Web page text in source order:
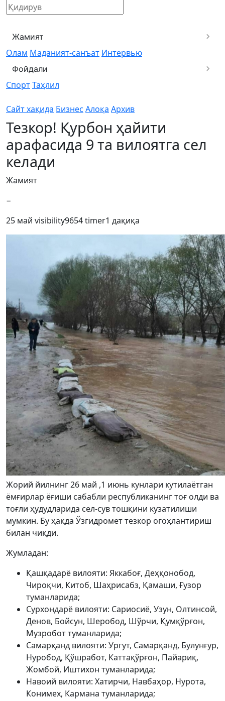
Жамият
Олам Маданият-санъат Интервью
Фойдали
СпортТаҳлил
Сайт хақида Бизнес Алоқа Архив
Тезкор! Қурбон ҳайити
арафасида 9 та вилоятга сел
келади
Жамият
−
25 май visibility9654timer1 дақиқа
Жорий йилнинг 26 май ,1 июнь кунлари кутилаётган
ёмғирлар ёғиши сабабли республиканинг тоғ олди ва
тоғли ҳудудларида сел-сув тошқини кузатилиши
мумкин. Бу ҳақда Ўзгидромет тезкор огоҳлантириш
билан чиқди.
Жумладан:
Қашқадарё вилояти: Яккабоғ, Деҳқонобод,
Чироқчи, Китоб, Шаҳрисабз, Қамаши, Ғузор
туманларида;
Сурхондарё вилояти: Сариосиё, Узун, Олтинсой,
Денов, Бойсун, Шеробод, Шўрчи, Қумқўрғон,
Музробот туманларида;
Самарқанд вилояти: Ургут, Самарқанд, Булунғур,
Нуробод, Қўшработ, Каттақўрғон, Пайариқ,
Жомбой, Иштихон туманларида;
Навоий вилояти: Хатирчи, Навбаҳор, Нурота,
Конимех, Кармана туманларида;